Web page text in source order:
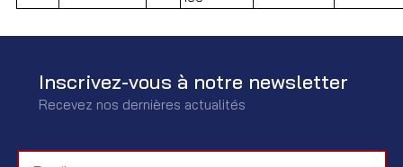
Inscrivez-vous à notre newsletter
Recevez nos dernières actualités